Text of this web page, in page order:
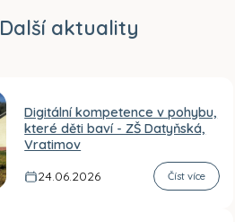
Další aktuality
Digitální kompetence v pohybu,
které děti baví - ZŠ Datyňská,
Vratimov
24.06.2026
Číst více